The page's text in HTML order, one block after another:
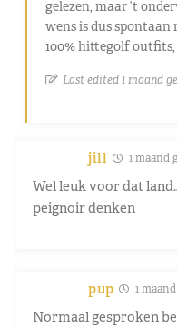
gelezen, maar ’t
wens is dus spontaan
100% hittegolf
Last edited 1 maand
jill 1 maand
Wel leuk voor dat
peignoir denken
pup 1
Normaal gesproken